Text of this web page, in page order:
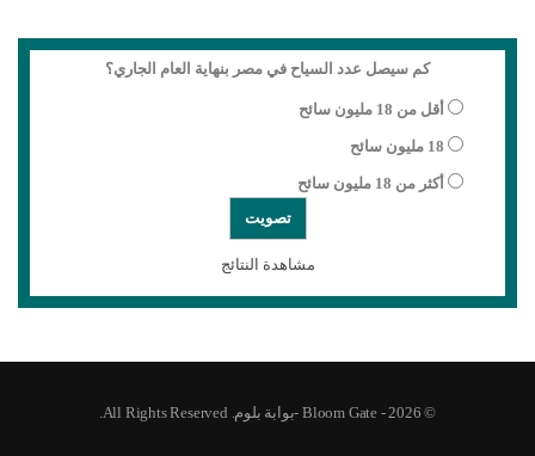
كم سيصل عدد السياح في مصر بنهاية العام الجاري؟
أقل من 18 مليون سائح
18 مليون سائح
أكثر من 18 مليون سائح
مشاهدة النتائج
© 2026 - Bloom Gate -بوابة بلوم. All Rights Reserved.